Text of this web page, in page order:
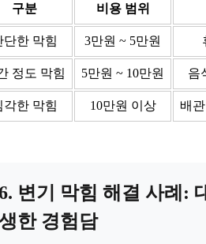
구분 비용 범위
단한 막힘 3만원 ~ 5만원
정도 막힘 5만원 ~ 10만원 음
각한 막힘 10만원 이상 배
변기 막힘 해결 사례:
한 경험담